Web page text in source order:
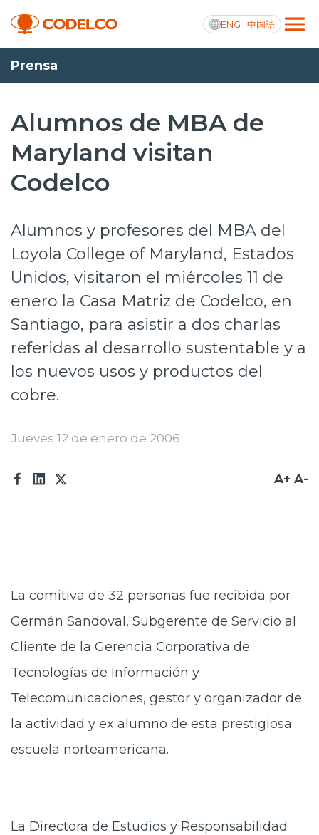
ENG 中国語
Transparencia activa
Nosotros
Operaciones
Sustentabilidad
Innovación
Inversionistas
Prensa
Trabaja en Codelco
Transparencia activa
Acceso trabajadores/as
Prensa
Alumnos de MBA de
Maryland visitan
Codelco
Alumnos y profesores del MBA del
Loyola College of Maryland, Estados
Unidos, visitaron el miércoles 11 de
enero la Casa Matriz de Codelco, en
Santiago, para asistir a dos charlas
referidas al desarrollo sustentable y a
los nuevos usos y productos del
cobre.
Jueves 12 de enero de 2006
A+ A-
La comitiva de 32 personas fue recibida por
Germán Sandoval, Subgerente de Servicio al
Cliente de la Gerencia Corporativa de
Tecnologías de Información y
Telecomunicaciones, gestor y organizador de
la actividad y ex alumno de esta prestigiosa
escuela norteamericana.
La Directora de Estudios y Responsabilidad